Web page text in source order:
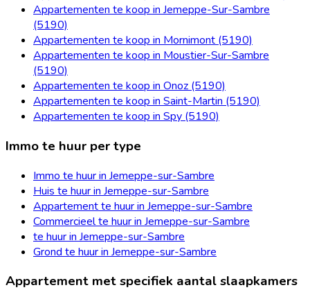
Appartementen te koop in Jemeppe-Sur-Sambre
(5190)
Appartementen te koop in Mornimont (5190)
Appartementen te koop in Moustier-Sur-Sambre
(5190)
Appartementen te koop in Onoz (5190)
Appartementen te koop in Saint-Martin (5190)
Appartementen te koop in Spy (5190)
Immo te huur per type
Immo te huur in Jemeppe-sur-Sambre
Huis te huur in Jemeppe-sur-Sambre
Appartement te huur in Jemeppe-sur-Sambre
Commercieel te huur in Jemeppe-sur-Sambre
te huur in Jemeppe-sur-Sambre
Grond te huur in Jemeppe-sur-Sambre
Appartement met specifiek aantal slaapkamers